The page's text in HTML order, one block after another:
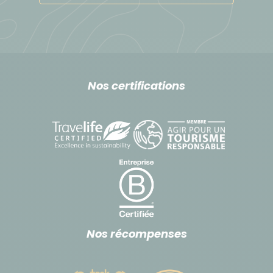
*Les hébergements sont donnés à titre indicatif et
Déplacement
1/ Transport international
Nous utilisons des vols réguliers entre Paris et Delhi,
la plupart du temps avec les compagnies Qatar
Airways et Gulf Air. Sur certaines dates, nous
achetons à ces compagnies un stock de place
Nos certifications
Nos récompenses